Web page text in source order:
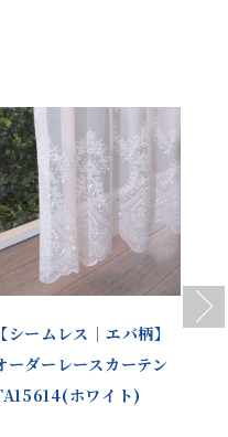
【シームレス｜エバ柄】
ーダーレースカーテン
ホワイト)
Next